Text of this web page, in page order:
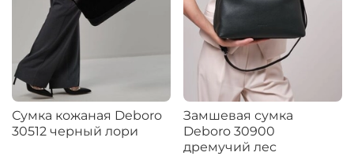
Сумка кожаная Deboro
30512 черный лори
Замшевая сумка
Deboro 30900
дремучий лес